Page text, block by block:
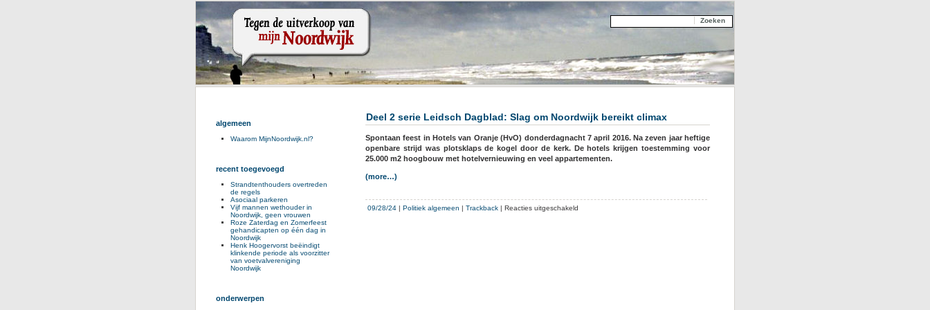
Deel 2 serie Leidsch Dagblad: Slag om Noordwijk bereikt climax
Spontaan feest in Hotels van Oranje (HvO) donderdagnacht 7 april 2016. Na zeven jaar heftige
openbare strijd was plotsklaps de kogel door de kerk. De hotels krijgen toestemming voor
25.000 m2 hoogbouw met hotelvernieuwing en veel appartementen.
(more…)
09/28/24 | Politiek algemeen | Trackback | Reacties uitgeschakeld
algemeen
Waarom MijnNoordwijk.nl?
recent toegevoegd
Strandtenthouders overtreden
de regels
Asociaal parkeren
Vijf mannen wethouder in
Noordwijk, geen vrouwen
Roze Zaterdag en Zomerfeest
gehandicapten op één dag in
Noordwijk
Henk Hoogervorst beëindigt
klinkende periode als voorzitter
van voetvalvereniging
Noordwijk
onderwerpen